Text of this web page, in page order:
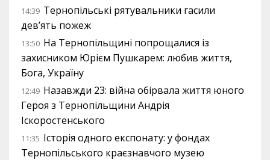
14:39 Тернопільські рятувальники гасили
дев’ять пожеж
13:50 На Тернопільщині попрощалися із
захисником Юрієм Пушкарем: любив життя,
Бога, Україну
12:49 Назавжди 23: війна обірвала життя юного
Героя з Тернопільщини Андрія
Іскоростенського
11:35 Історія одного експонату: у фондах
Тернопільського краєзнавчого музею